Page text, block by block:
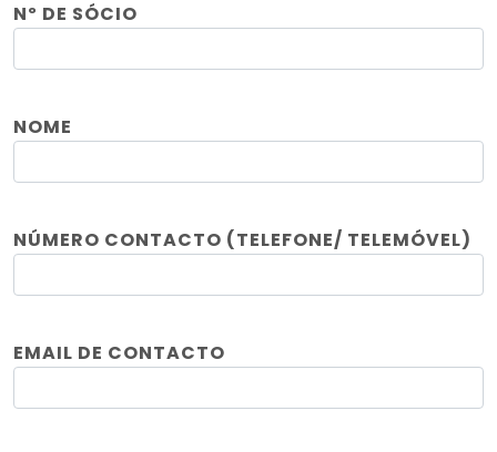
Nº DE SÓCIO
NOME
NÚMERO CONTACTO (TELEFONE/ TELEMÓVEL)
EMAIL DE CONTACTO